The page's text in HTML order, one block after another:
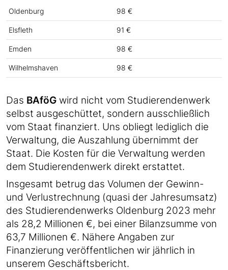
Oldenburg 98 €
Elsfleth 91 €
Emden 98 €
Wilhelmshaven 98 €
Das BAföG wird nicht vom Studierendenwerk
selbst ausgeschüttet, sondern ausschließlich
vom Staat finanziert. Uns obliegt lediglich die
Verwaltung, die Auszahlung übernimmt der
Staat. Die Kosten für die Verwaltung werden
dem Studierendenwerk direkt erstattet.
Insgesamt betrug das Volumen der Gewinn-
und Verlustrechnung (quasi der Jahresumsatz)
des Studierendenwerks Oldenburg 2023 mehr
als 28,2 Millionen €, bei einer Bilanzsumme von
63,7 Millionen €. Nähere Angaben zur
Finanzierung veröffentlichen wir jährlich in
unserem Geschäftsbericht.